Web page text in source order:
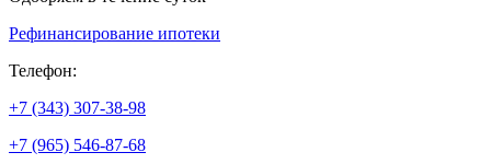
Рефинансирование ипотеки
Телефон:
+7 (343) 307-38-98
+7 (965) 546-87-68